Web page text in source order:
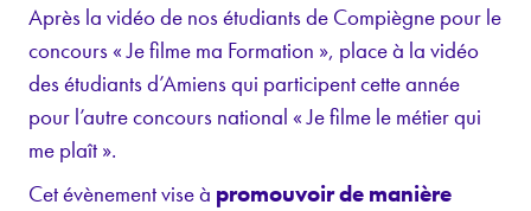
Après la vidéo de nos étudiants de Compiègne pour le
concours « Je filme ma Formation », place à la vidéo
des étudiants d’Amiens qui participent cette année
pour l’autre concours national « Je filme le métier qui
me plaît ».
Cet évènement vise à promouvoir de manière